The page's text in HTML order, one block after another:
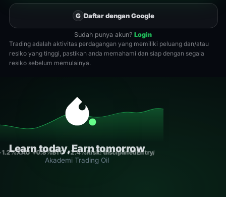
G Daftar dengan Google
Sudah punya akun? Login
Trading adalah aktivitas perdagangan yang memiliki peluang dan/atau
resiko yang tinggi, pastikan anda memahami dan siap dengan segala
resiko sebelum memulainya.
Learn today, Earn tomorrow
Akademi Trading Oil
XAU +0.8%BTC +2.4%Risk: disciplinedEntry/Exit: rule-based